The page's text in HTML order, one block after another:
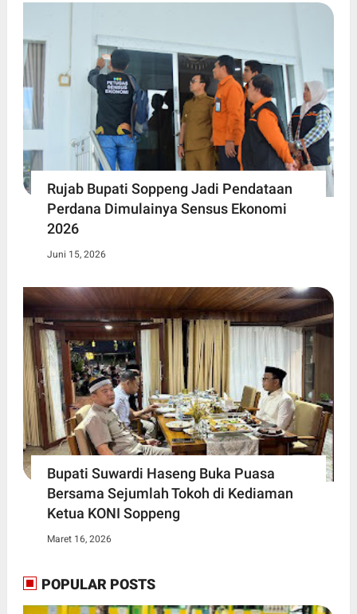
Rujab Bupati Soppeng Jadi Pendataan
Perdana Dimulainya Sensus Ekonomi
2026
Juni 15, 2026
Bupati Suwardi Haseng Buka Puasa
Bersama Sejumlah Tokoh di Kediaman
Ketua KONI Soppeng
Maret 16, 2026
POPULAR POSTS